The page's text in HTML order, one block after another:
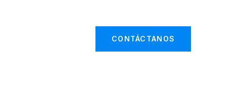
CONTÁCTANOS